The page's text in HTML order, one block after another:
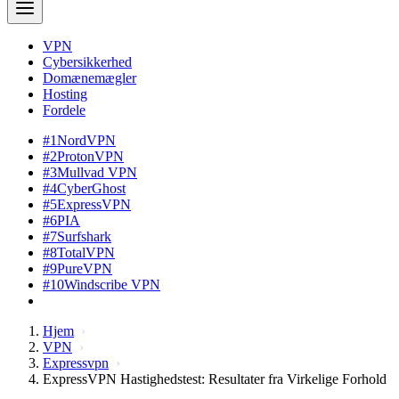
VPN
Cybersikkerhed
Domænemægler
Hosting
Fordele
#1NordVPN
#2ProtonVPN
#3Mullvad VPN
#4CyberGhost
#5ExpressVPN
#6PIA
#7Surfshark
#8TotalVPN
#9PureVPN
#10Windscribe VPN
Hjem
VPN
Expressvpn
ExpressVPN Hastighedstest: Resultater fra Virkelige Forhold